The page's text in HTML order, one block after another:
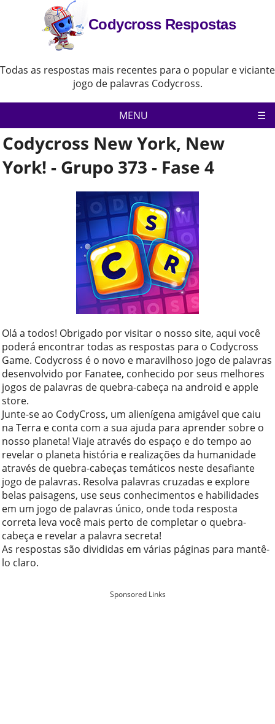
Codycross Respostas
Todas as respostas mais recentes para o popular e viciante
jogo de palavras Codycross.
MENU
Pagina inicial Política de Privacidade
Aviso Legal Contate-Nos
Codycross New York, New
York! - Grupo 373 - Fase 4
Olá a todos! Obrigado por visitar o nosso site, aqui você
poderá encontrar todas as respostas para o Codycross
Game. Codycross é o novo e maravilhoso jogo de palavras
desenvolvido por Fanatee, conhecido por seus melhores
jogos de palavras de quebra-cabeça na android e apple
store.
Junte-se ao CodyCross, um alienígena amigável que caiu
na Terra e conta com a sua ajuda para aprender sobre o
nosso planeta! Viaje através do espaço e do tempo ao
revelar o planeta história e realizações da humanidade
através de quebra-cabeças temáticos neste desafiante
jogo de palavras. Resolva palavras cruzadas e explore
belas paisagens, use seus conhecimentos e habilidades
em um jogo de palavras único, onde toda resposta
correta leva você mais perto de completar o quebra-
cabeça e revelar a palavra secreta!
As respostas são divididas em várias páginas para mantê-
lo claro.
Sponsored Links